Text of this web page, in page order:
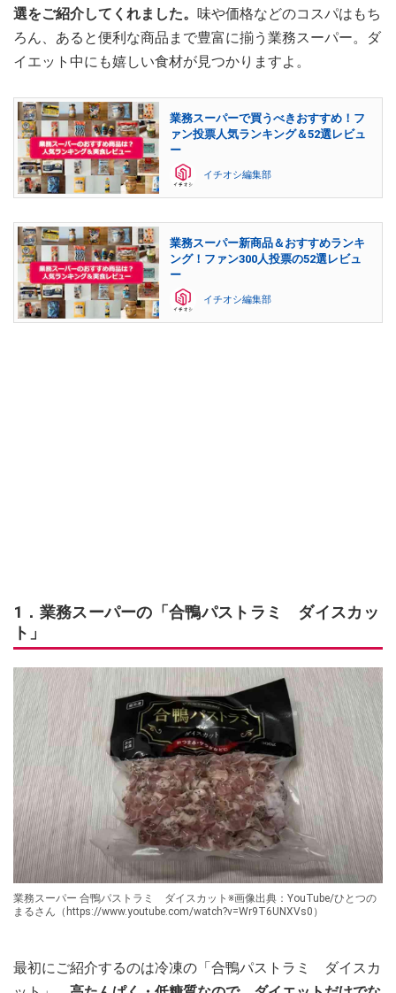
選をご紹介してくれました。 味や価格などのコスパはもち
ろん、あると便利な商品まで豊富に揃う業務スーパー。ダ
イエット中にも嬉しい食材が見つかりますよ。
業務スーパーで買うべきおすすめ！フ
ァン投票人気ランキング＆52選レビュ
ー
イチオシ編集部
業務スーパー新商品＆おすすめランキ
ング！ファン300人投票の52選レビュ
ー
イチオシ編集部
1．業務スーパーの「合鴨パストラミ ダイスカッ
ト」
業務スーパー 合鴨パストラミ ダイスカット※画像出典：YouTube/ひとつの
まるさん（https://www.youtube.com/watch?v=Wr9T6UNXVs0）
最初にご紹介するのは冷凍の「合鴨パストラミ ダイスカ